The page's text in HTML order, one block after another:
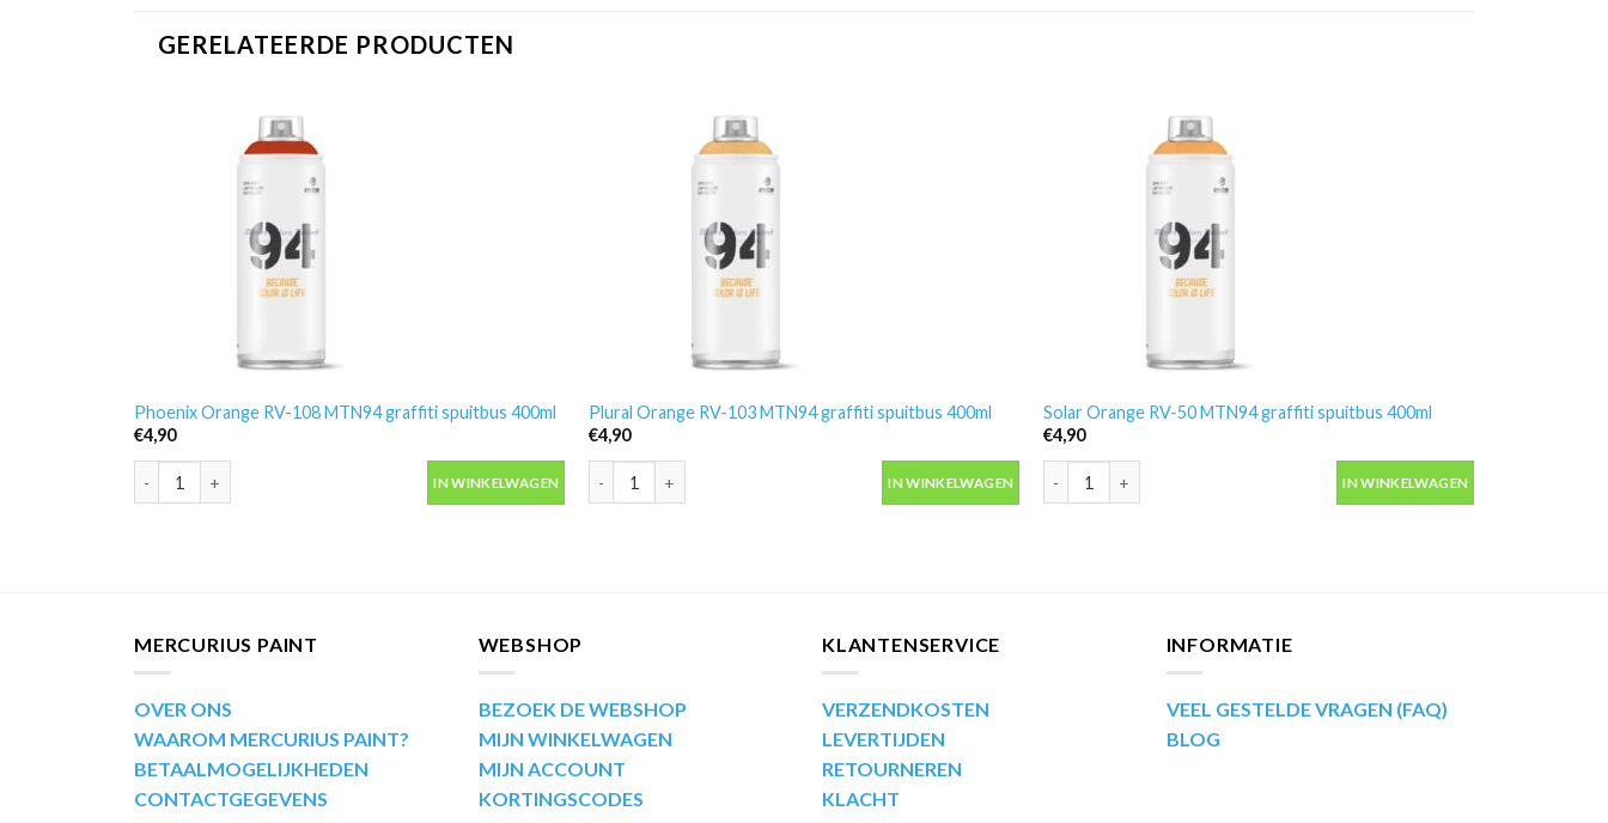
GERELATEERDE PRODUCTEN
Phoenix Orange RV-108 MTN94 graffiti spuitbus 400ml
€4,90
Phoenix Orange RV-108 MTN94 graffiti spuitbus 400ml aantal
IN WINKELWAGEN
Plural Orange RV-103 MTN94 graffiti spuitbus 400ml
€4,90
Plural Orange RV-103 MTN94 graffiti spuitbus 400ml aantal
IN WINKELWAGEN
Solar Orange RV-50 MTN94 graffiti spuitbus 400ml
€4,90
Solar Orange RV-50 MTN94 graffiti spuitbus 400ml aantal
IN WINKELWAGEN
MERCURIUS PAINT
OVER ONS
WAAROM MERCURIUS PAINT?
BETAALMOGELIJKHEDEN
CONTACTGEGEVENS
WEBSHOP
BEZOEK DE WEBSHOP
MIJN WINKELWAGEN
MIJN ACCOUNT
KORTINGSCODES
KLANTENSERVICE
VERZENDKOSTEN
LEVERTIJDEN
RETOURNEREN
KLACHT
INFORMATIE
VEEL GESTELDE VRAGEN (FAQ)
BLOG